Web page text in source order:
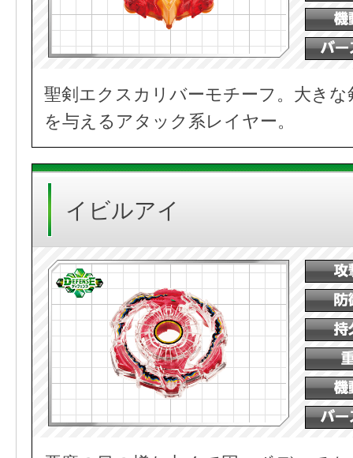
聖剣エクスカリバーモチーフ。大き
を与えるアタック系レイヤー。
イビルアイ